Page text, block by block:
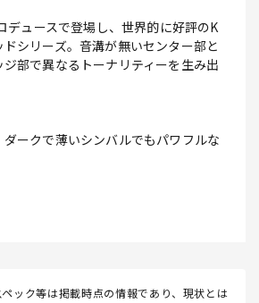
デュースで登場し、世界的に好評のK
シリーズ。音溝が無いセンター部と
部で異なるトーナリティーを生み出
ークで薄いシンバルでもパワフルな
ック等は掲載時点の情報であり、現状とは